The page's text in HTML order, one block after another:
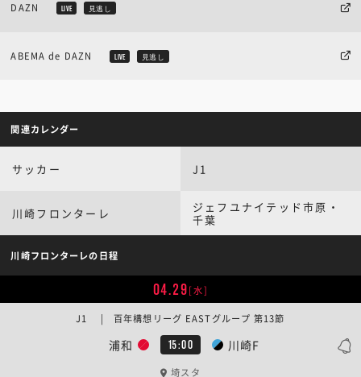
DAZN LIVE 見逃し
ABEMA de DAZN LIVE 見逃し
関連カレンダー
サッカー J1
川崎フロンターレ
ジェフユナイテッド市原・
千葉
川崎フロンターレの日程
04.29[水]
浦和 15:00 川崎F
J1 | 百年構想リーグ EASTグループ 第13節
埼スタ